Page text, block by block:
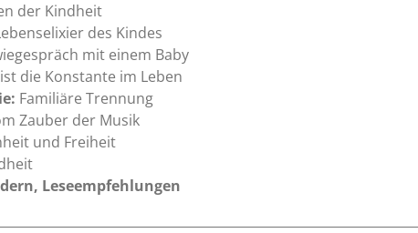
der Kindheit
des Kindes
mit einem Baby
die Konstante im Leben
Familiäre Trennung
Zauber der Musik
und Freiheit
Leseempfehlungen